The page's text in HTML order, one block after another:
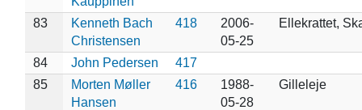
83
Kenneth Bach
Christensen
418
2006-
05-25
Ellekrattet,
84 John Pedersen
417
85
Morten Møller
Hansen
416
1988-
05-28
Gilleleje